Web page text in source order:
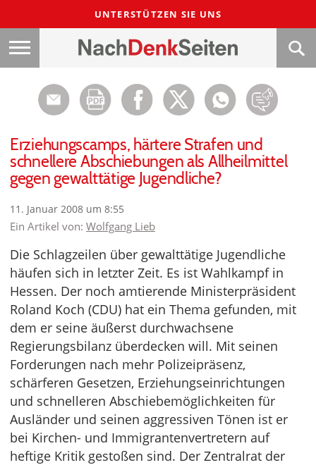
UNTERSTÜTZEN SIE UNS
Erziehungscamps, härtere Strafen und
schnellere Abschiebungen als Allheilmittel
gegen gewalttätige Jugendliche?
11. Januar 2008 um 8:55
Ein Artikel von: Wolfgang Lieb
Die Schlagzeilen über gewalttätige Jugendliche
häufen sich in letzter Zeit. Es ist Wahlkampf in
Hessen. Der noch amtierende Ministerpräsident
Roland Koch (CDU) hat ein Thema gefunden, mit
dem er seine äußerst durchwachsene
Regierungsbilanz überdecken will. Mit seinen
Forderungen nach mehr Polizeipräsenz,
schärferen Gesetzen, Erziehungseinrichtungen
und schnelleren Abschiebemöglichkeiten für
Ausländer und seinen aggressiven Tönen ist er
bei Kirchen- und Immigrantenvertretern auf
heftige Kritik gestoßen sind. Der Zentralrat der